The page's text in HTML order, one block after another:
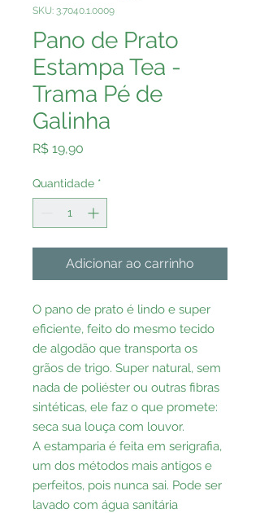
SKU: 3.7040.1.0009
Pano de Prato
Estampa Tea -
Trama Pé de
Galinha
R$ 19,90
Quantidade *
Adicionar ao carrinho
O pano de prato é lindo e super
eficiente, feito do mesmo tecido
de algodão que transporta os
grãos de trigo. Super natural, sem
nada de poliéster ou outras fibras
sintéticas, ele faz o que promete:
seca sua louça com louvor.
A estamparia é feita em serigrafia,
um dos métodos mais antigos e
perfeitos, pois nunca sai. Pode ser
lavado com água sanitária